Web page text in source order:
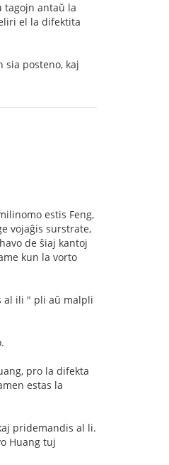
tagojn antaŭ la
el la difektita
sia posteno, kaj
estis Feng,
vojaĝis surstrate,
de ŝiaj kantoj
kun la vorto
al ili " pli aŭ malpli
pro la difekta
estas la
pridemandis al li.
Huang tuj